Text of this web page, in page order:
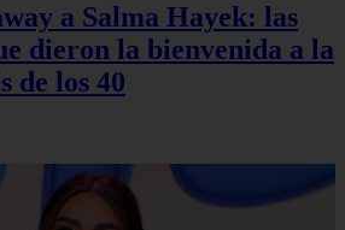
a Salma Hayek: las
dieron la bienvenida a la
de los 40